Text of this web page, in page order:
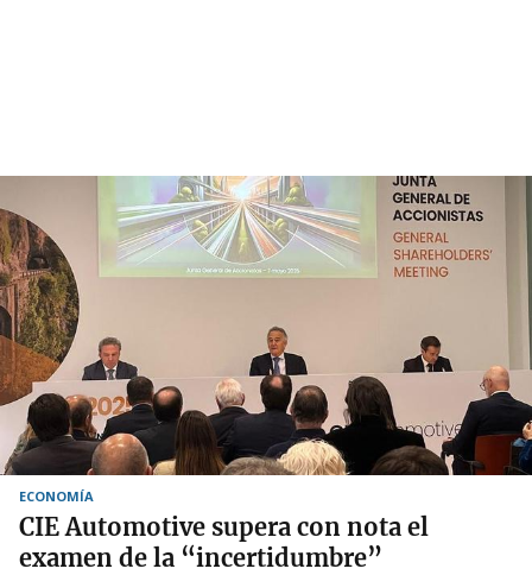
ECONOMÍA
CIE Automotive supera con nota el
examen de la “incertidumbre”